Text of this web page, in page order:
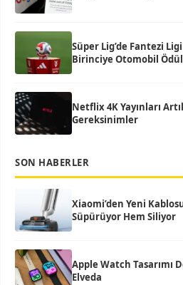
Süper Lig’de Fantezi
Birinciye Otomobil
Netflix 4K Yayınları
Gereksinimler
SON HABERLER
Xiaomi’den Yeni
Süpürüyor Hem Siliyor
Apple Watch Tasarımı
Elveda